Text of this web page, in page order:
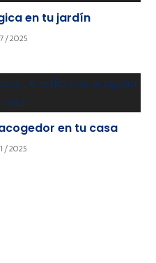
en tu jardín
2025
en tu casa
2025